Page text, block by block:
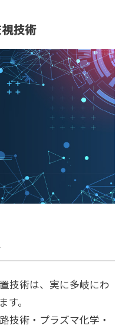
技術
技術は、実に多岐にわ
。
技術・プラズマ化学・